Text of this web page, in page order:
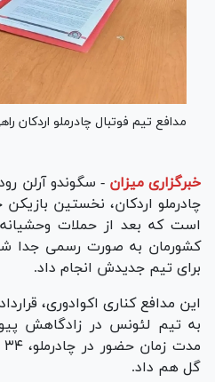
مدافع تیم فوتبال چادرملو اردکان
خبرگزاری میزان - سگوندو آرلن
چادرملو اردکان، نخستین بازیکن
است که بعد از حملات
کشورمان به صورت رسمی جدا
برای تیم جدیدش انجام داد.
این مدافع کناری اکوادوری،
گل هم داد.